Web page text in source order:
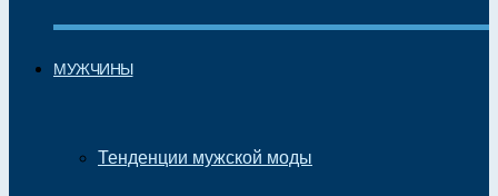
МУЖЧИНЫ
Тенденции мужской моды